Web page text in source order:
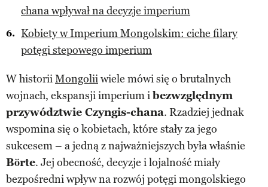
chana wpływał na decyzje imperium
Kobiety w Imperium Mongolskim: ciche filary
potęgi stepowego imperium
W historiiMongoliiwiele mówi się o brutalnych
wojnach, ekspansji imperium ibezwzględnym
przywództwie Czyngis-chana. Rzadziej jednak
wspomina się o kobietach, które stały za jego
sukcesem – a jedną z najważniejszych była właśnie
Börte. Jej obecność, decyzje i lojalność miały
bezpośredni wpływ na rozwój potęgi mongolskiego